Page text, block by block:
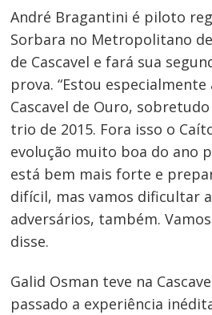
André Bragantini é piloto
Sorbara no Metropolitano
de Cascavel e fará sua
prova. “Estou
Cascavel de Ouro,
trio de 2015. Fora isso o
evolução muito boa do ano
está bem mais forte e
difícil, mas vamos dificultar
adversários, também.
disse.
Galid Osman teve na
passado a experiência